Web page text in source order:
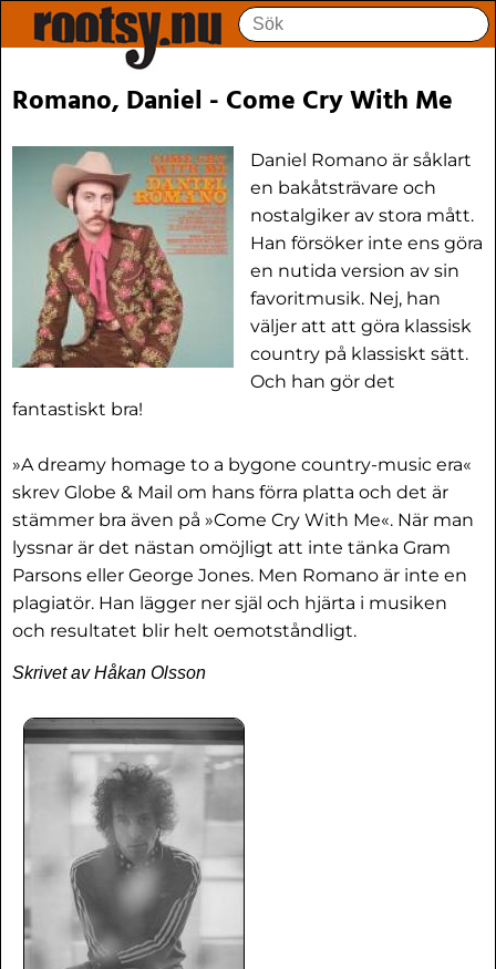
Romano, Daniel - Come Cry With Me
Daniel Romano är såklart
en bakåtsträvare och
nostalgiker av stora mått.
Han försöker inte ens göra
en nutida version av sin
favoritmusik. Nej, han
väljer att att göra klassisk
country på klassiskt sätt.
Och han gör det
fantastiskt bra!
»A dreamy homage to a bygone country-music era«
skrev Globe & Mail om hans förra platta och det är
stämmer bra även på »Come Cry With Me«. När man
lyssnar är det nästan omöjligt att inte tänka Gram
Parsons eller George Jones. Men Romano är inte en
plagiatör. Han lägger ner själ och hjärta i musiken
och resultatet blir helt oemotståndligt.
Skrivet av Håkan Olsson